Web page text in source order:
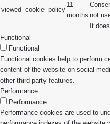
viewed_cookie_policy
11
months not
It
Functional
Functional
Functional cookies help to perform
content of the website on social
other third-party features.
Performance
Performance
Performance cookies are used to